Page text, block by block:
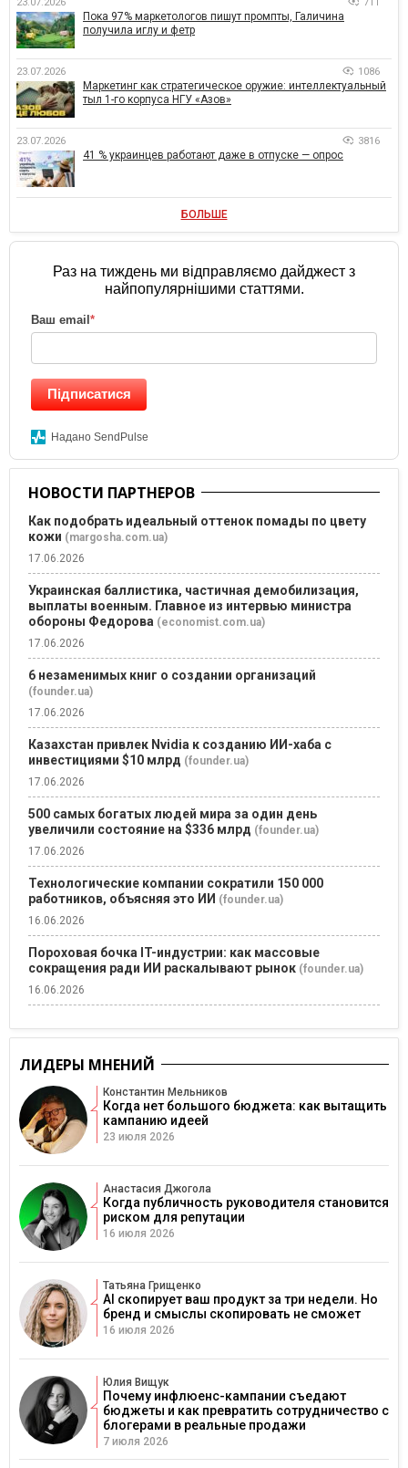
711
Пока 97% маркетологов пишут промпты, Галичина
получила иглу и фетр
23.07.2026 1086
Маркетинг как стратегическое оружие: интеллектуальный
тыл 1-го корпуса НГУ «Азов»
23.07.2026 3816
41 % украинцев работают даже в отпуске — опрос
БОЛЬШЕ
Раз на тиждень ми відправляємо дайджест з
найпопулярнішими статтями.
Ваш email *
Підписатися
Надано SendPulse
НОВОСТИ ПАРТНЕРОВ
Как подобрать идеальный оттенок помады по цвету
кожи (margosha.com.ua)
17.06.2026
Украинская баллистика, частичная демобилизация,
выплаты военным. Главное из интервью министра
обороны Федорова (economist.com.ua)
17.06.2026
6 незаменимых книг о создании организаций
(founder.ua)
17.06.2026
Казахстан привлек Nvidia к созданию ИИ-хаба с
инвестициями $10 млрд (founder.ua)
17.06.2026
500 самых богатых людей мира за один день
увеличили состояние на $336 млрд (founder.ua)
17.06.2026
Технологические компании сократили 150 000
работников, объясняя это ИИ (founder.ua)
16.06.2026
Пороховая бочка IT-индустрии: как массовые
сокращения ради ИИ раскалывают рынок (founder.ua)
16.06.2026
ЛИДЕРЫ МНЕНИЙ
Константин Мельников
Когда нет большого бюджета: как вытащить
кампанию идеей
23 июля 2026
Анастасия Джогола
Когда публичность руководителя становится
риском для репутации
16 июля 2026
Татьяна Грищенко
AI скопирует ваш продукт за три недели. Но
бренд и смыслы скопировать не сможет
16 июля 2026
Юлия Вищук
Почему инфлюенс-кампании съедают
бюджеты и как превратить сотрудничество с
блогерами в реальные продажи
7 июля 2026